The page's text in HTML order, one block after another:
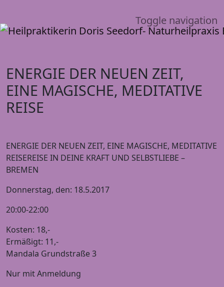
Toggle navigation
ENERGIE DER NEUEN ZEIT,
EINE MAGISCHE, MEDITATIVE
REISE
ENERGIE DER NEUEN ZEIT, EINE MAGISCHE, MEDITATIVE
REISEREISE IN DEINE KRAFT UND SELBSTLIEBE –
BREMEN
Donnerstag, den: 18.5.2017
20:00-22:00
Kosten: 18,-
Ermäßigt: 11,-
Mandala Grundstraße 3
Nur mit Anmeldung